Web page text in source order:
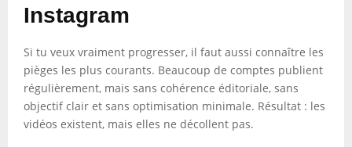
Instagram
Si tu veux vraiment progresser, il faut aussi connaître les
pièges les plus courants. Beaucoup de comptes publient
régulièrement, mais sans cohérence éditoriale, sans
objectif clair et sans optimisation minimale. Résultat : les
vidéos existent, mais elles ne décollent pas.